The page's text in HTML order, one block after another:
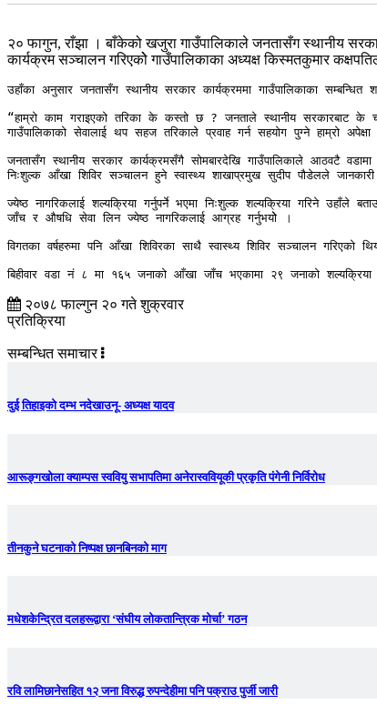
२० फागुन, राँझा । बाँकेको खजुरा गाउँपालिकाले जनतासँग स्थानीय
कार्यक्रम सञ्चालन गरिएकोे गाउँपालिकाका अध्यक्ष किस्मतकुमार
उहाँका अनुसार जनतासँग स्थानीय सरकार कार्यक्रममा गाउँपालिकाका
“हाम्रो काम गराइएको तरिका के कस्तो छ ? जनताले स्थानीय सरकारबाट के
गाउँपालिकाको सेवालाई थप सहज तरिकाले प्रवाह गर्न सहयोग पुग्ने हाम्रो
जनतासँग स्थानीय सरकार कार्यक्रमसँगै सोमबारदेखि गाउँपालिकाले आठवटै
निःशुल्क आँखा शिविर सञ्चालन हुने स्वास्थ्य शाखाप्रमुख सुदीप पौडेलले
ज्येष्ठ नागरिकलाई शल्यक्रिया गर्नुपर्ने भएमा निःशुल्क शल्यक्रिया गरिने
जाँच र औषधि सेवा लिन ज्येष्ठ नागरिकलाई आग्रह गर्नुभयोे ।
विगतका वर्षहरुमा पनि आँखा शिविरका साथै स्वास्थ्य शिविर सञ्चालन गरिएको
बिहीवार वडा नं ८ मा १६५ जनाको आँखा जाँच भएकामा २९ जनाको
२०७८ फाल्गुन २० गते शुक्रवार
प्रतिक्रिया
सम्बन्धित समाचार
दुई तिहाइको दम्भ नदेखाउनू- अध्यक्ष यादव
आरूङ्गखोला क्याम्पस स्ववियु सभापतिमा अनेरास्ववियूकी प्रकृति पंगेनी निर्विरोध
तीनकुने घटनाकाे निष्पक्ष छानबिनकाे माग
मधेशकेन्द्रित दलहरूद्वारा ‘संघीय लोकतान्त्रिक मोर्चा’ गठन
रवि लामिछानेसहित १२ जना विरुद्ध रुपन्देहीमा पनि पक्राउ पुर्जी जारी